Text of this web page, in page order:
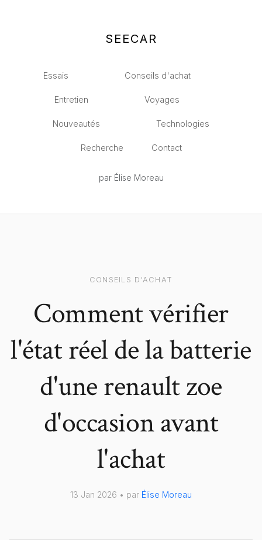
SEECAR
Essais Conseils d'achat
Entretien Voyages
Nouveautés Technologies
Recherche Contact
par Élise Moreau
CONSEILS D'ACHAT
Comment vérifier
l'état réel de la batterie
d'une renault zoe
d'occasion avant
l'achat
13 Jan 2026 • par Élise Moreau